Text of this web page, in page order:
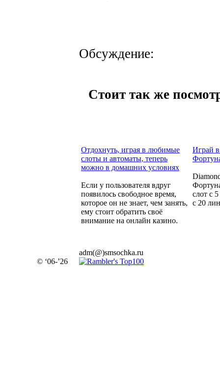
Обсуждение:
Стоит так же
Отдохнуть, играя в любимые
слоты и автоматы, теперь
можно в домашних условиях
Если у пользователя вдруг
появилось свободное время,
которое он не знает, чем занять,
ему стоит обратить своё
внимание на онлайн казино.
Играй
слот с
с 20
© ‘06-’26
adm(@)smsochka.ru